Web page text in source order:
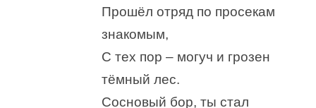
Прошёл отряд по просекам
знакомым,
С тех пор – могуч и грозен
тёмный лес.
Сосновый бор, ты стал